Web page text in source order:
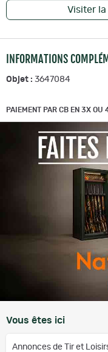
Visiter
INFORMATIONS
Objet : 3647084
PAIEMENT PAR CB EN 3X OU
Vous êtes ici
Annonces de Tir et